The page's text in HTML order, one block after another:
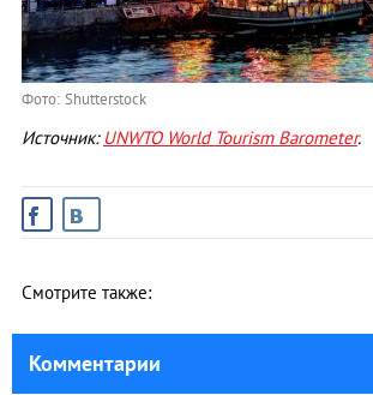
Фото: Shutterstock
Источник: UNWTO World Tourism Barometer.
Смотрите также:
Комментарии